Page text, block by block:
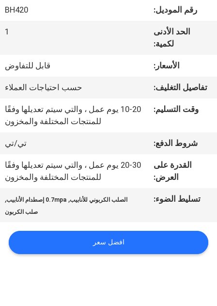
جولة
المصنع
مراقبة
الجودة
اتصل
القضايا
رقم الموديل: BH420
الحد الأدنى
لكمية:
1
الأسعار: قابل للتفاوض
تفاصيل التغليف: حسب احتياجات العملاء
وقت التسليم:
10-20 يوم عمل ، والتي سيتم تعديلها وفقًا
للمنتجات المختلفة والمخزون
شروط الدفع: تي/تي
القدرة على
العرض:
20-30 يوم عمل ، والتي سيتم تعديلها وفقًا
للمنتجات المختلفة والمخزون
تسليط الضوء: الصلب الكربوني للأنابيب, 0.7mpa إصطدام الأنابيب ,
صلب الكربون
افضل سعر